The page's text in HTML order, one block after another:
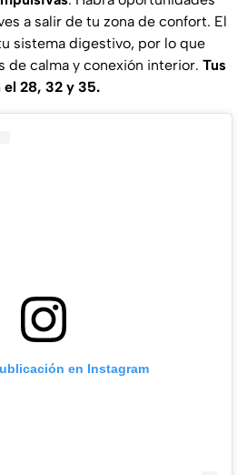
a salir de tu zona de confort. El
sistema digestivo, por lo que
de calma y conexión interior. Tus
el 28, 32 y 35.
en Instagram